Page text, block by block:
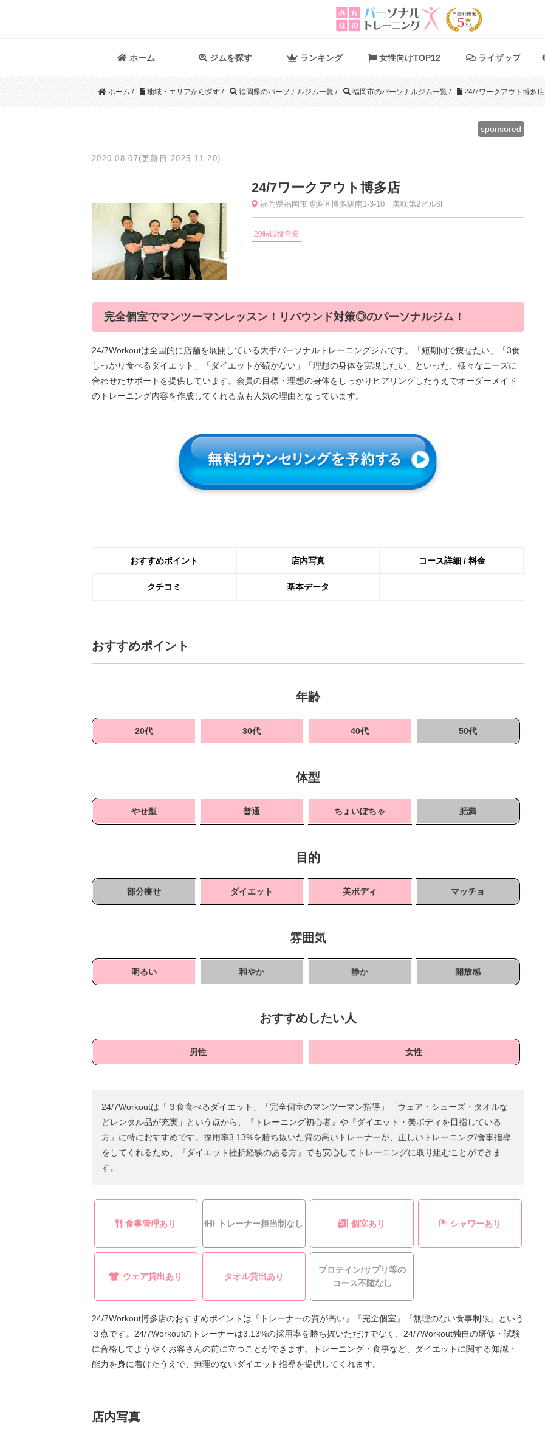
ホーム ジムを探す ランキング 女性向けTOP12 ライザップ
ホーム / 地域・エリアから探す / 福岡県のパーソナルジム一覧 / 福岡市のパーソナルジム一覧 / 24/7ワークアウト博多店
sponsored
2020.08.07(更新日:2025.11.20)
24/7ワークアウト博多店
福岡県福岡市博多区博多駅南1-3-10 美咲第2ビル6F
20時以降営業
完全個室でマンツーマンレッスン！リバウンド対策◎のパーソナルジム！
24/7Workoutは全国的に店舗を展開している大手パーソナルトレーニングジムです。「短期間で痩せたい」「3食
しっかり食べるダイエット」「ダイエットが続かない」「理想の身体を実現したい」といった、様々なニーズに
合わせたサポートを提供しています。会員の目標・理想の身体をしっかりヒアリングしたうえでオーダーメイド
のトレーニング内容を作成してくれる点も人気の理由となっています。
おすすめポイント 店内写真 コース詳細 / 料金
クチコミ 基本データ
おすすめポイント
年齢
20代 30代 40代 50代
体型
やせ型 普通 ちょいぽちゃ 肥満
目的
部分痩せ ダイエット 美ボディ マッチョ
雰囲気
明るい 和やか 静か 開放感
おすすめしたい人
男性 女性
24/7Workoutは「３食食べるダイエット」「完全個室のマンツーマン指導」「ウェア・シューズ・タオルな
どレンタル品が充実」という点から、『トレーニング初心者』や『ダイエット・美ボディを目指している
方』に特におすすめです。採用率3.13%を勝ち抜いた質の高いトレーナーが、正しいトレーニング/食事指導
をしてくれるため、『ダイエット挫折経験のある方』でも安心してトレーニングに取り組むことができま
す。
食事管理あり トレーナー担当制なし 個室あり シャワーあり
ウェア貸出あり タオル貸出あり
プロテイン/サプリ等の
コース不随なし
24/7Workout博多店のおすすめポイントは『トレーナーの質が高い』『完全個室』『無理のない食事制限』という
３点です。24/7Workoutのトレーナーは3.13%の採用率を勝ち抜いただけでなく、24/7Workout独自の研修・試験
に合格してようやくお客さんの前に立つことができます。トレーニング・食事など、ダイエットに関する知識・
能力を身に着けたうえで、無理のないダイエット指導を提供してくれます。
店内写真